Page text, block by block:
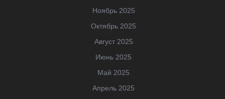
Ноябрь 2025
Октябрь 2025
Август 2025
Июнь 2025
Май 2025
Апрель 2025